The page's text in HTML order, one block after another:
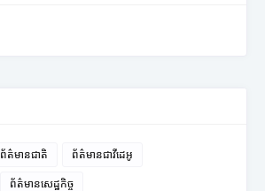
ព័ត៌មានជាតិ ព័ត៌មានជាវីដេអូ
ព័ត៌មានសេដ្ឋកិច្ច